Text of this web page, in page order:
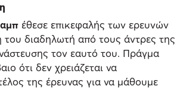
έθεσε επικεφαλής των ερευνών
του διαδηλωτή από τους άντρες της
τον εαυτό του. Πράγμα
ότι δεν χρειάζεται να
της έρευνας για να μάθουμε